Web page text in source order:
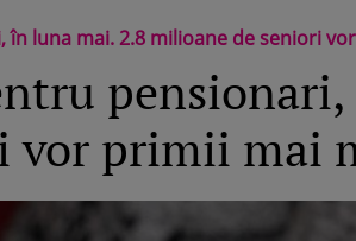
luna mai. 2.8 milioane de seniori
vor primii mai